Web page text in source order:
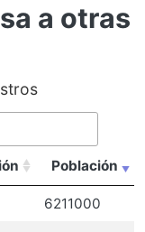
a otras
Población
6211000